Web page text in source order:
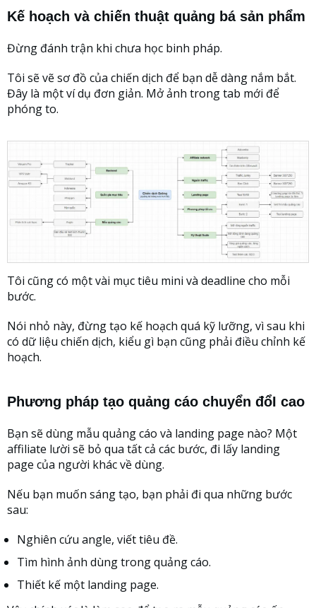
Kế hoạch và chiến thuật quảng bá sản phẩm
Đừng đánh trận khi chưa học binh pháp.
Tôi sẽ vẽ sơ đồ của chiến dịch để bạn dễ dàng nắm bắt.
Đây là một ví dụ đơn giản. Mở ảnh trong tab mới để
phóng to.
Tôi cũng có một vài mục tiêu mini và deadline cho mỗi
bước.
Nói nhỏ này, đừng tạo kế hoạch quá kỹ lưỡng, vì sau khi
có dữ liệu chiến dịch, kiểu gì bạn cũng phải điều chỉnh kế
hoạch.
Phương pháp tạo quảng cáo chuyển đổI cao
Bạn sẽ dùng mẫu quảng cáo và landing page nào? Một
affiliate lười sẽ bỏ qua tất cả các bước, đi lấy landing
page của người khác về dùng.
Nếu bạn muốn sáng tạo, bạn phải đi qua những bước
sau:
Nghiên cứu angle, viết tiêu đề.
Tìm hình ảnh dùng trong quảng cáo.
Thiết kế một landing page.